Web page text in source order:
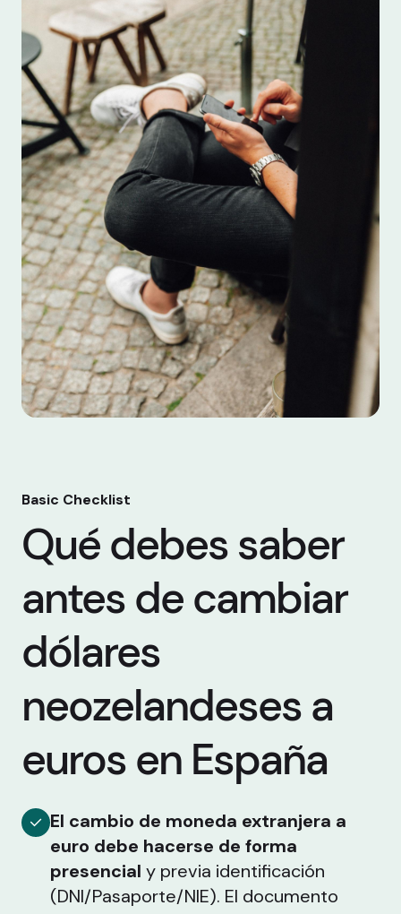
Basic Checklist
Qué debes saber
antes de cambiar
dólares
neozelandeses a
euros en España
El cambio de moneda extranjera a
euro debe hacerse de forma
presencial y previa identificación
(DNI/Pasaporte/NIE). El documento